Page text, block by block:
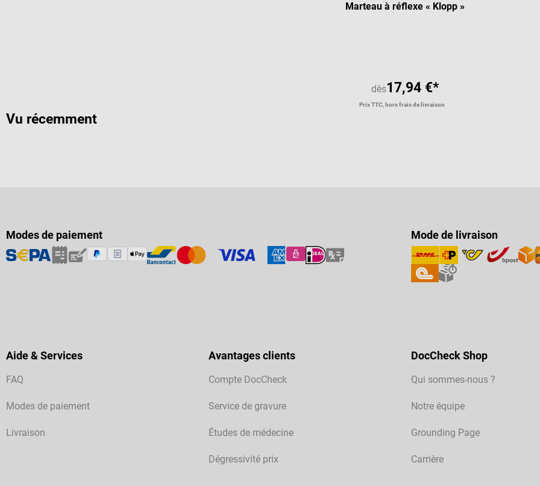
Marteau à réflexe « Klopp »
dès17,94 €*
Prix TTC, hors frais de livraison
Vu récemment
Modes de paiement Mode de livraison
Aide & Services
FAQ
Modes de paiement
Livraison
Avantages clients
Compte DocCheck
Service de gravure
Études de médecine
Dégressivité prix
DocCheck Shop
Qui sommes-nous ?
Notre équipe
Grounding Page
Carrière